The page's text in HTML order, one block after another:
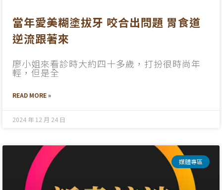
當年愛美糊塗拔牙 咬合出問題 胃食道
逆流跟著來
廖小姐來看診時大約四十多歲，打扮很時尚年
輕，但是全
READ MORE »
2024 年 12 月 24 日
媒體專區